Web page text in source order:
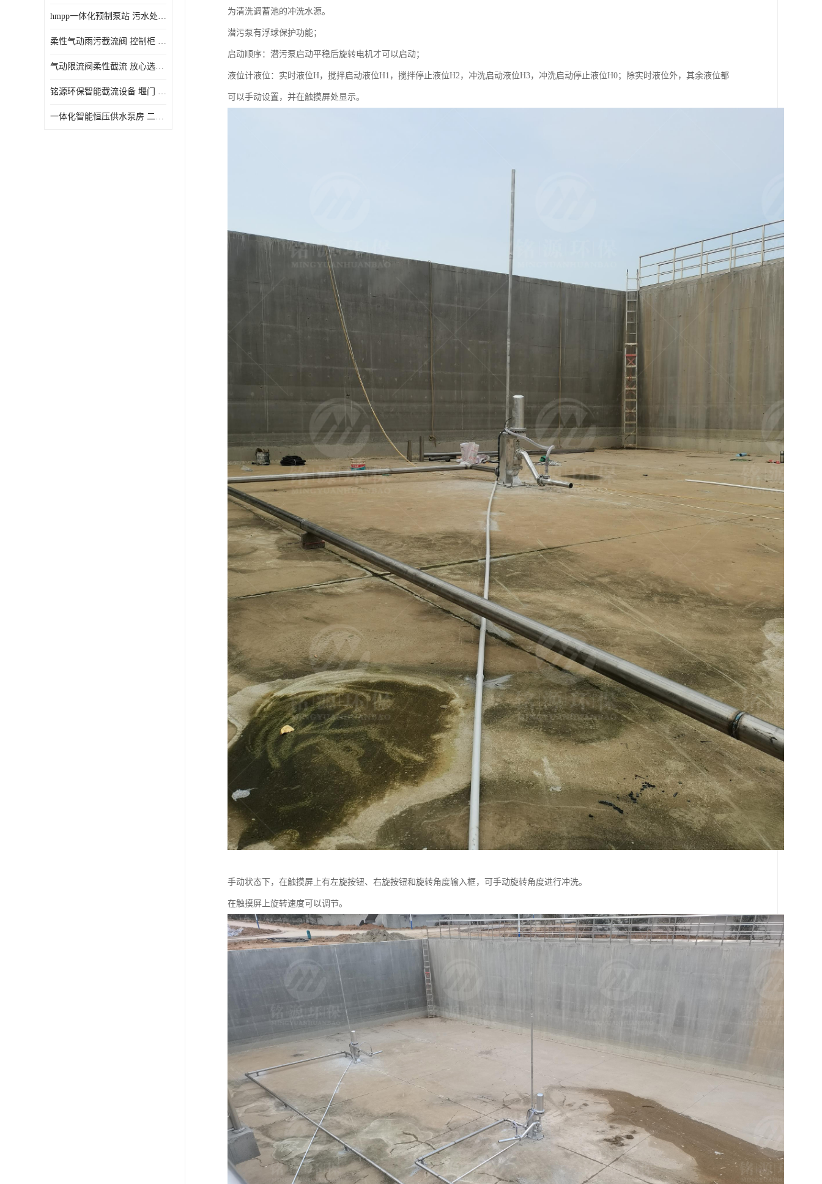
hmpp一体化预制泵站 污水处理系统 乡镇学校市政排水 厂家供应
柔性气动雨污截流阀 控制柜 远程控制安全性高检修方便
气动限流阀柔性截流 放心选购 控源截污铭源环保
铭源环保智能截流设备 堰门 铸铁调节闸门作用 源头商家 可定制
一体化智能恒压供水泵房 二次加压供水设备户外智慧泵房
为清洗调蓄池的冲洗水源。
潜污泵有浮球保护功能；
启动顺序：潜污泵启动平稳后旋转电机才可以启动；
液位计液位：实时液位H，搅拌启动液位H1，搅拌停止液位H2，冲洗启动液位H3，冲洗启动停止液位H0；除实时液位外，其余液位都
可以手动设置，并在触摸屏处显示。
手动状态下，在触摸屏上有左旋按钮、右旋按钮和旋转角度输入框，可手动旋转角度进行冲洗。
在触摸屏上旋转速度可以调节。